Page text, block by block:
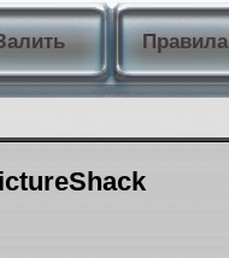
Правила